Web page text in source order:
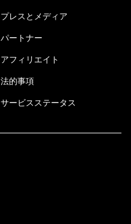
プレスとメディア
パートナー
アフィリエイト
法的事項
サービスステータス